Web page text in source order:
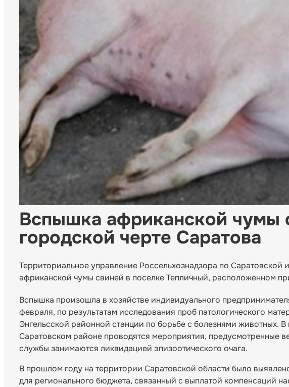
Вспышка африканской чумы
городской черте Саратова
Территориальное управление Россельхознадзора по
африканской чумы свиней в поселке Тепличный, расположенном
Вспышка произошла в хозяйстве индивидуального
февраля, по результатам исследования проб патологического
Энгельсской районной станции по борьбе с болезнями животных.
Саратовском районе проводятся мероприятия, предусмотренные
службы занимаются ликвидацией эпизоотического очага.
В прошлом году на территории Саратовской области было
для регионального бюджета, связанный с выплатой компенсаций